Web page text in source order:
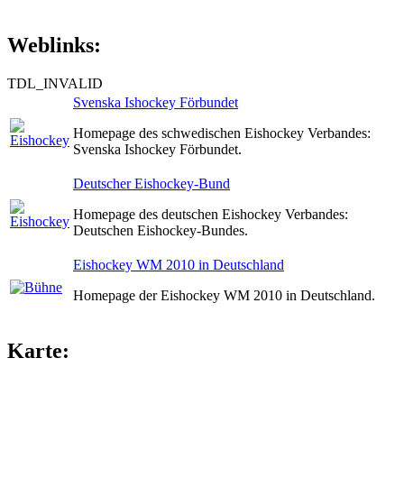
Weblinks:
TDL_INVALID
Svenska Ishockey Förbundet
Homepage des schwedischen Eishockey Verbandes:
Svenska Ishockey Förbundet.
Deutscher Eishockey-Bund
Homepage des deutschen Eishockey Verbandes:
Deutschen Eishockey-Bundes.
Eishockey WM 2010 in Deutschland
Homepage der Eishockey WM 2010 in Deutschland.
Karte: